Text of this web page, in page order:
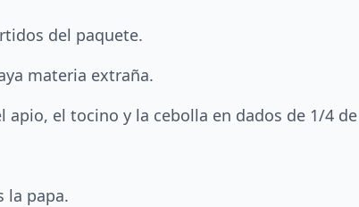
del paquete.
materia extraña.
apio, el tocino y la cebolla en dados de 1/4
la papa.